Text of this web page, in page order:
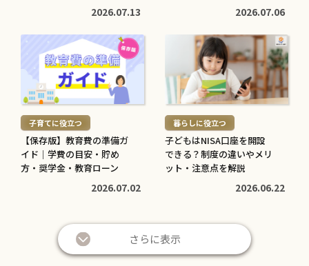
2026.07.13 2026.07.06
を
読
む
> 子育てに役立つ
【保存版】教育費の準備ガ
イド｜学費の目安・貯め
方・奨学金・教育ローン
2026.07.02
を
読
む
> 暮らしに役立つ
子どもはNISA口座を開設
できる？制度の違いやメリ
ット・注意点を解説
2026.06.22
さらに表示